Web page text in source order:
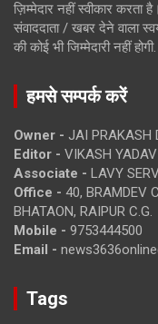
ज़िम्मेदार नहीं स्वीकार करता
संवाददाता / खबर देने वाला
की कोई भी जिम्मेदारी नहीं
हमसे सम्पर्क करें
Owner - JAI PRAKASH
Editor - VIKASH YADAV
Associate - LAVY
Office - 40, BRAMDEV
BHATAON, RAIPUR C.G.
Mobile - 9753444500
Email -
Tags